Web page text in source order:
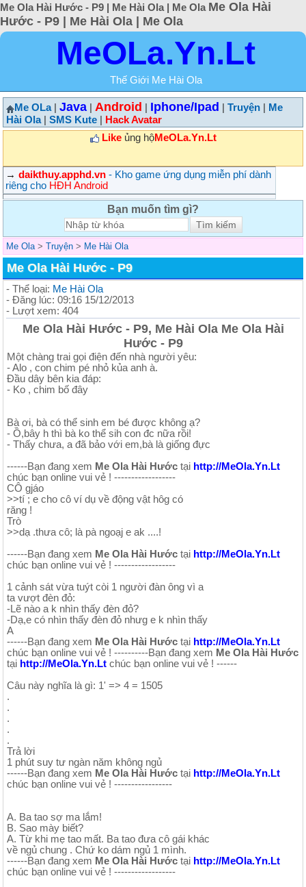
Me Ola Hài Hước - P9 | Me Hài Ola | Me Ola Me Ola Hài
Hước - P9 | Me Hài Ola | Me Ola
MeOLa.Yn.Lt
Thế Giới Me Hài Ola
Me OLa| Java Android Iphone/Ipad Truyện
Me
Hài Ola| SMS Kute
Hack Avatar
Likeủng hộMeOLa.Yn.Lt
→ daikthuy.apphd.vn - Kho game ứng dụng miễn phí dành
riêng cho HĐH Android
Bạn muốn tìm gì?
Me Ola > Truyện > Me Hài Ola
Me Ola Hài Hước - P9
- Thể loại: Me Hài Ola
- Đăng lúc: 09:16 15/12/2013
- Lượt xem: 404
Me Ola Hài Hước - P9, Me Hài Ola Me Ola Hài
Hước - P9
Một chàng trai gọi điện đến nhà người yêu:
- Alo , con chim pé nhỏ kủa anh à.
Đầu dây bên kia đáp:
- Ko , chim bố đây
Bà ơi, bà có thể sinh em bé được không ạ?
- Ồ,bây h thì bà ko thể sih con đc nữa rồi!
- Thấy chưa, a đã bảo với em,bà là giống đực
------Bạn đang xem Me Ola Hài Hước tại http://MeOla.Yn.Lt
chúc bạn online vui vẻ ! ------------------
CÔ gjáo
>>tí ; e cho cô ví dụ về động vật hôg có
răng !
Trò
>>dạ .thưa cô; là pà ngoạj e ak ....!
------Bạn đang xem Me Ola Hài Hước tại http://MeOla.Yn.Lt
chúc bạn online vui vẻ ! ------------------
1 cảnh sát vừa tuýt còi 1 người đàn ông vì a
ta vượt đèn đỏ:
-Lẽ nào a k nhìn thấy đèn đỏ?
-Dạ,e có nhìn thấy đèn đỏ nhưg e k nhìn thấy
A
------Bạn đang xem Me Ola Hài Hước tại http://MeOla.Yn.Lt
chúc bạn online vui vẻ ! ----------Bạn đang xem Me Ola Hài Hước
tại http://MeOla.Yn.Lt chúc bạn online vui vẻ ! ------
Câu này nghĩa là gì: 1' => 4 = 1505
.
.
.
.
.
Trả lời
1 phút suy tư ngàn năm không ngủ
------Bạn đang xem Me Ola Hài Hước tại http://MeOla.Yn.Lt
chúc bạn online vui vẻ ! -----------------
A. Ba tao sợ ma lắm!
B. Sao mày biết?
A. Từ khi mẹ tao mất. Ba tao đưa cô gái khác
về ngủ chung . Chứ ko dám ngủ 1 mình.
------Bạn đang xem Me Ola Hài Hước tại http://MeOla.Yn.Lt
chúc bạn online vui vẻ ! ------------------